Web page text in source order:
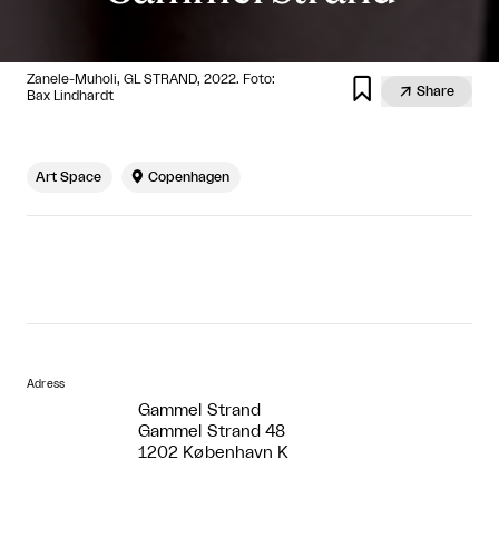
Zanele-Muholi, GL STRAND, 2022. Foto:
Bax Lindhardt
  Share
Art Space  Copenhagen
Adress
Gammel Strand
Gammel Strand 48
1202 København K